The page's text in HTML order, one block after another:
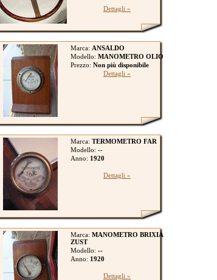
Dettagli »
Marca: ANSALDO
Modello: MANOMETRO OLIO
Prezzo: Non più disponibile
Dettagli »
Marca: TERMOMETRO FAR
Modello: --
Anno: 1920
Dettagli »
Marca: MANOMETRO BRIXIA
ZUST
Modello: --
Anno: 1920
Dettagli »